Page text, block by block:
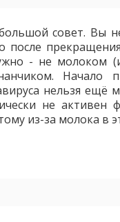
совет. Вы
после
- не молоком
Начало
нельзя ещё
не
из-за молока в